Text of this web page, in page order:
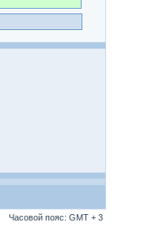
Часовой пояс: GMT + 3